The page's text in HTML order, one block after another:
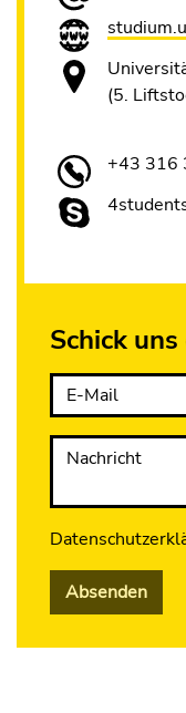
(5.
+43 316
Schick
E-Mail
Nachricht
Absenden